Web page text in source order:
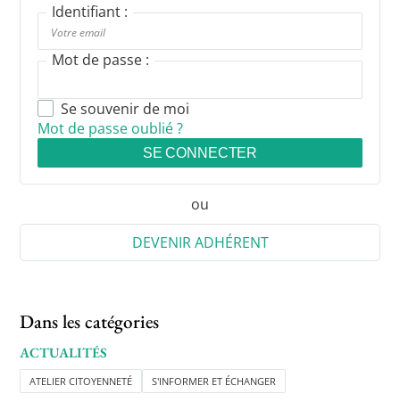
Identifiant :
Mot de passe :
Se souvenir de moi
Mot de passe oublié ?
SE CONNECTER
ou
DEVENIR ADHÉRENT
Dans les catégories
ACTUALITÉS
ATELIER CITOYENNETÉ S'INFORMER ET ÉCHANGER